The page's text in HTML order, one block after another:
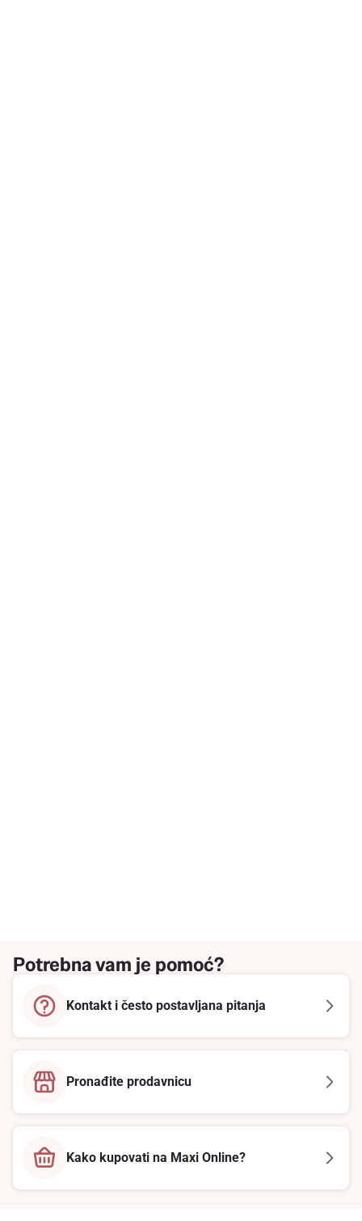
Potrebna vam je pomoć?
Kontakt i često postavljana pitanja
Pronađite prodavnicu
Kako kupovati na Maxi Online?